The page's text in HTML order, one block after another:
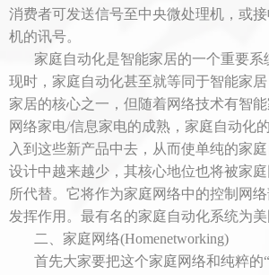
消费者可发送信号至中央微处理机，或
机的讯号。
家庭自动化是智能家居的一个重要系
现时，家庭自动化甚至就等同于智能家
家居的核心之一，但随着网络技术有智能
网络家电/信息家电的成熟，家庭自动化
入到这些新产品中去，从而使单纯的家
设计中越来越少，其核心地位也将被家
所代替。它将作为家庭网络中的控制网
发挥作用。最有名的家庭自动化系统为美
二、家庭网络(Homenetworking)
首先大家要把这个家庭网络和纯粹的